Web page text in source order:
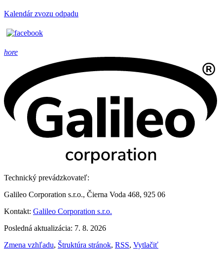
Kalendár zvozu odpadu
hore
Technický prevádzkovateľ:
Galileo Corporation s.r.o., Čierna Voda 468, 925 06
Kontakt: Galileo Corporation s.r.o.
Posledná aktualizácia: 7. 8. 2026
Zmena vzhľadu, Štruktúra stránok, RSS, Vytlačiť